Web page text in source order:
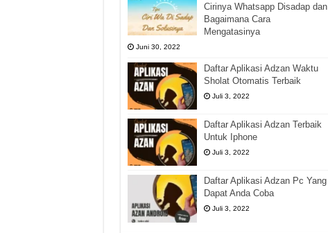
Cirinya Whatsapp Disadap dan
Bagaimana Cara
Mengatasinya
Juni 30, 2022
Daftar Aplikasi Adzan Waktu
Sholat Otomatis Terbaik
Juli 3, 2022
Daftar Aplikasi Adzan Terbaik
Untuk Iphone
Juli 3, 2022
Daftar Aplikasi Adzan Pc Yang
Dapat Anda Coba
Juli 3, 2022